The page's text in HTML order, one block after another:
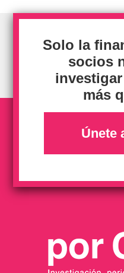
Solo la
socios
más
Únete